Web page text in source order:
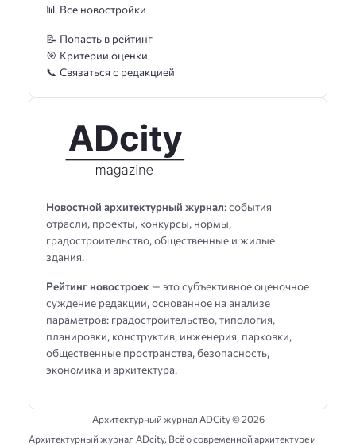
Новостной архитектурный журнал: события
отрасли, проекты, конкурсы, нормы,
градостроительство, общественные и жилые
здания.
Рейтинг новостроек — это субъективное оценочное
суждение редакции, основанное на анализе
параметров: градостроительство, типология,
планировки, конструктив, инженерия, парковки,
общественные пространства, безопасность,
экономика и архитектура.
📊 Все новостройки
📝 Попасть в рейтинг
🎯 Критерии оценки
📞 Связаться с редакцией
Архитектурный журнал ADCity ©2026
Архитектурный журнал ADсity, Всё о современной архитектуре и